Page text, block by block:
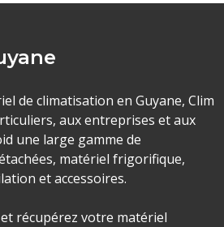
de climatisation en Guyane, Clim
aux entreprises et aux
une large gamme de
matériel frigorifique,
et accessoires.
récupérez votre matériel